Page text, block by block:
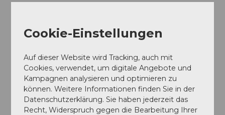
Küchenzeiten
Angebote
Abendessen
Produkte
Cookie-Einstellungen
Auf dieser Website wird Tracking, auch mit
Cookies, verwendet, um digitale Angebote und
Kampagnen analysieren und optimieren zu
können. Weitere Informationen finden Sie in der
Datenschutzerklärung. Sie haben jederzeit das
Recht, Widerspruch gegen die Bearbeitung Ihrer